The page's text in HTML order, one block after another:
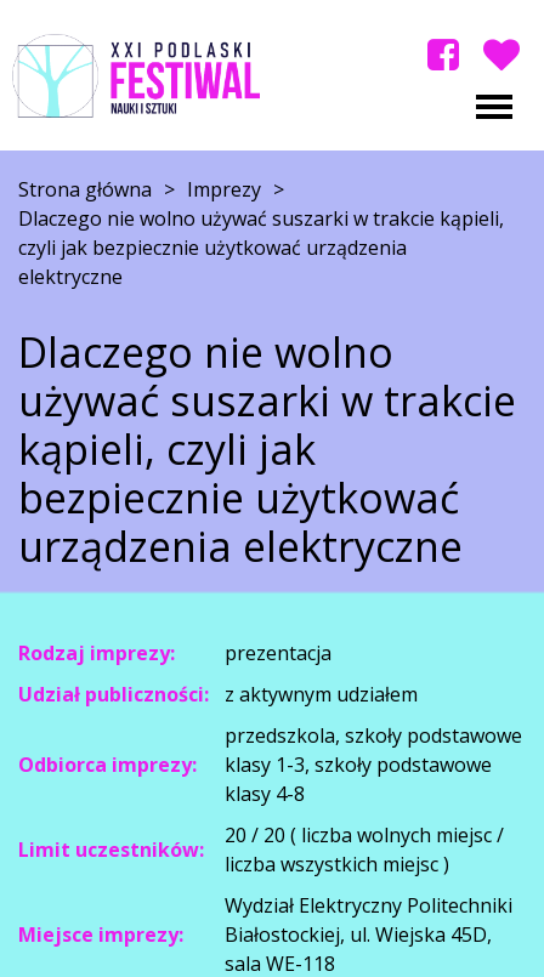
Strona główna > Imprezy >
Dlaczego nie wolno używać suszarki w trakcie kąpieli,
czyli jak bezpiecznie użytkować urządzenia
elektryczne
Dlaczego nie wolno
używać suszarki w trakcie
kąpieli, czyli jak
bezpiecznie użytkować
urządzenia elektryczne
Rodzaj imprezy:
prezentacja
Udział publiczności:
z aktywnym udziałem
Odbiorca imprezy:
przedszkola, szkoły podstawowe
klasy 1-3, szkoły podstawowe
klasy 4-8
Limit uczestników:
20 / 20 ( liczba wolnych miejsc /
liczba wszystkich miejsc )
Miejsce imprezy:
Wydział Elektryczny Politechniki
Białostockiej, ul. Wiejska 45D,
sala WE-118